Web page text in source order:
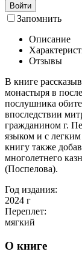
Войти
Запомнить
Описание
Отзывы
В книге
монастыря в
послушника
впоследствии
гражданином г.
языком и с
книгу также
многолетнего
(Поспелова).
Год издания:
2024 г
Переплет:
мягкий
О книге